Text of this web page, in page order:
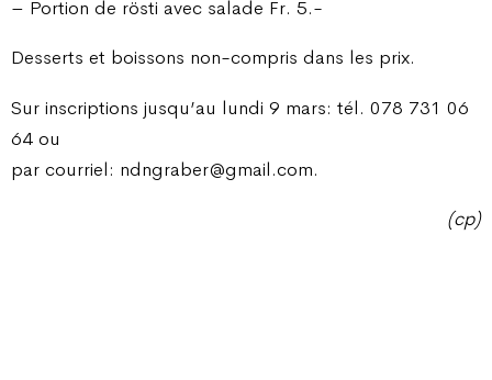
– Portion de rösti avec salade Fr. 5.-
Desserts et boissons non-compris dans les prix.
Sur inscriptions jusqu’au lundi 9 mars: tél. 078 731 06
64 ou
par courriel: ndngraber@gmail.com.
(cp)